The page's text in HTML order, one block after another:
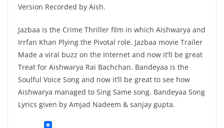
Version Recorded by Aish.
Jazbaa is the Crime Thriller film in which Aishwarya and
Irrfan Khan Plying the Pivotal role. Jazbaa movie Trailer
Made a viral buzz on the Internet and now it’ll be great
Treat for Aishwarya Rai Bachchan. Bandeyaa is the
Soulful Voice Song and now it’ll be great to see how
Aishwarya managed to Sing Same song. Bandeyaa Song
Lyrics given by Amjad Nadeem & sanjay gupta.